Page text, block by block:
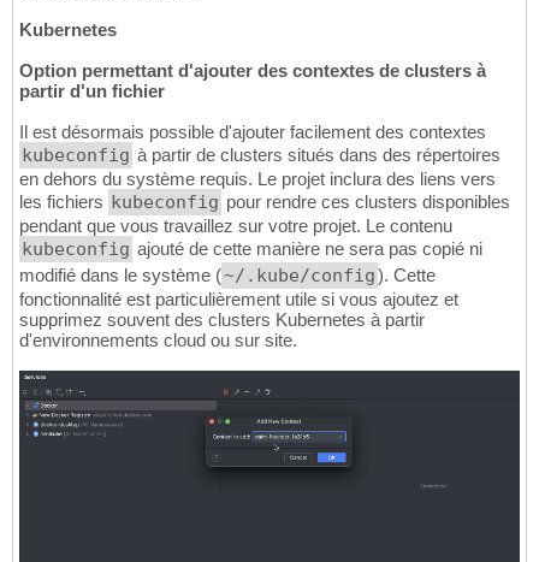
Kubernetes
Option permettant d'ajouter des contextes de clusters à
partir d'un fichier
Il est désormais possible d'ajouter facilement des contextes
kubeconfig à partir de clusters situés dans des répertoires
en dehors du système requis. Le projet inclura des liens vers
les fichiers kubeconfig pour rendre ces clusters disponibles
pendant que vous travaillez sur votre projet. Le contenu
kubeconfig ajouté de cette manière ne sera pas copié ni
modifié dans le système (~/.kube/config). Cette
fonctionnalité est particulièrement utile si vous ajoutez et
supprimez souvent des clusters Kubernetes à partir
d'environnements cloud ou sur site.